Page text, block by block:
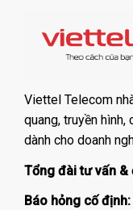
Viettel Telecom
quang, truyền
dành cho doanh
Tổng đài tư vấn &
Báo hỏng cố định: